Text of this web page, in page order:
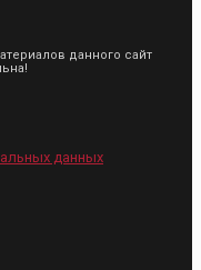
данного сайт
данных